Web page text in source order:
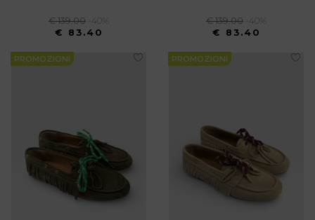
€ 139.00
-40%
€ 83.40
€ 139.00
-40%
€ 83.40
PROMOZIONI PROMOZIONI